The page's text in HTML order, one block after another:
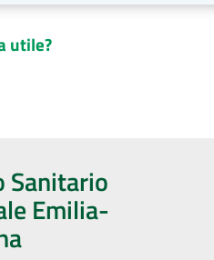
utile?
Sanitario
Emilia-